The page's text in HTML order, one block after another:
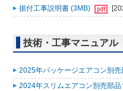
据付工事説明書 (3MB)
技術・工事マニュアル
2025年パッケージエアコン別
2024年スリムエアコン別売部